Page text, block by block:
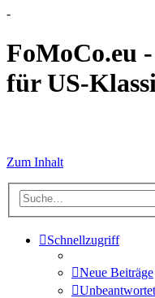
-
FoMoCo.eu
für US-
Zum Inhalt
Schnellzugriff
Neue Beiträge